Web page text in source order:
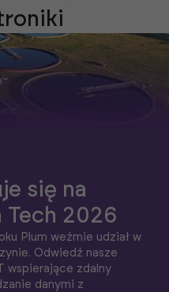
się na
Tech 2026
Plum weźmie udział w
Odwiedź nasze
wspierające zdalny
danymi z